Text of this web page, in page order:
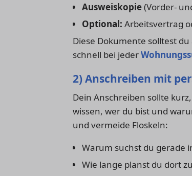
Ausweiskopie(Vorder-
Optional: Arbeitsvertrag
Diese Dokumente solltest
schnell bei jeder
2) Anschreiben mit
Dein Anschreiben sollte
wissen, wer du bist und
und vermeide Floskeln:
Warum suchst du gerade
Wie lange planst du dort